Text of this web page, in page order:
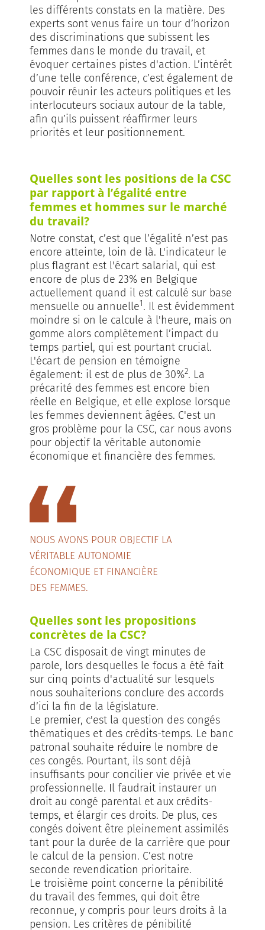
les différents constats en la matière. Des
experts sont venus faire un tour d’horizon
des discriminations que subissent les
femmes dans le monde du travail, et
évoquer certaines pistes d'action. L’intérêt
d’une telle conférence, c’est également de
pouvoir réunir les acteurs politiques et les
interlocuteurs sociaux autour de la table,
afin qu’ils puissent réaffirmer leurs
priorités et leur positionnement.
Quelles sont les positions de la CSC
par rapport à l’égalité entre
femmes et hommes sur le marché
du travail?
Notre constat, c’est que l’égalité n’est pas
encore atteinte, loin de là. L'indicateur le
plus flagrant est l'écart salarial, qui est
encore de plus de 23% en Belgique
actuellement quand il est calculé sur base
mensuelle ou annuelle1. Il est évidemment
moindre si on le calcule à l'heure, mais on
gomme alors complètement l’impact du
temps partiel, qui est pourtant crucial.
L'écart de pension en témoigne
également: il est de plus de 30%2. La
précarité des femmes est encore bien
réelle en Belgique, et elle explose lorsque
les femmes deviennent âgées. C'est un
gros problème pour la CSC, car nous avons
pour objectif la véritable autonomie
économique et financière des femmes.
NOUS AVONS POUR OBJECTIF LA
VÉRITABLE AUTONOMIE
ÉCONOMIQUE ET FINANCIÈRE
DES FEMMES.
Quelles sont les propositions
concrètes de la CSC?
La CSC disposait de vingt minutes de
parole, lors desquelles le focus a été fait
sur cinq points d'actualité sur lesquels
nous souhaiterions conclure des accords
d’ici la fin de la législature.
Le premier, c'est la question des congés
thématiques et des crédits-temps. Le banc
patronal souhaite réduire le nombre de
ces congés. Pourtant, ils sont déjà
insuffisants pour concilier vie privée et vie
professionnelle. Il faudrait instaurer un
droit au congé parental et aux crédits-
temps, et élargir ces droits. De plus, ces
congés doivent être pleinement assimilés
tant pour la durée de la carrière que pour
le calcul de la pension. C’est notre
seconde revendication prioritaire.
Le troisième point concerne la pénibilité
du travail des femmes, qui doit être
reconnue, y compris pour leurs droits à la
pension. Les critères de pénibilité